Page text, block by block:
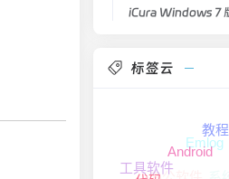
标签云
工具软件
Android
教程
Emlog
办公软件